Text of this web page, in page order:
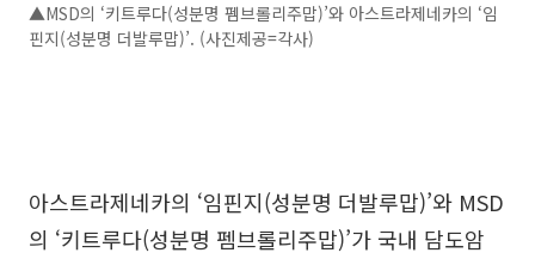
▲MSD의 ‘키트루다(성분명 펨브롤리주맙)’와 아스트라제네카의 ‘임
핀지(성분명 더발루맙)’. (사진제공=각사)
아스트라제네카의 ‘임핀지(성분명 더발루맙)’와 MSD
의 ‘키트루다(성분명 펨브롤리주맙)’가 국내 담도암